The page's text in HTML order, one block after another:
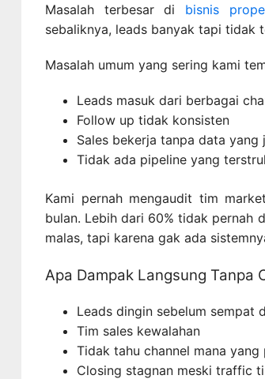
Masalah terbesar di bisnis
sebaliknya, leads banyak tapi tidak
Masalah umum yang sering kami
Leads masuk dari berbagai
Follow up tidak konsisten
Sales bekerja tanpa data yang
Tidak ada pipeline yang
Kami pernah mengaudit tim
bulan. Lebih dari 60% tidak pernah
malas, tapi karena gak ada
Apa Dampak Langsung Tanpa
Leads dingin sebelum sempat
Tim sales kewalahan
Tidak tahu channel mana
Closing stagnan meski traffic